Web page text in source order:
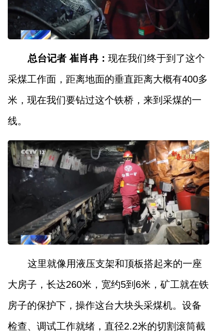
总台记者 崔肖冉： 现在我们终于到了这个
采煤工作面，距离地面的垂直距离大概有400多
米，现在我们要钻过这个铁桥，来到采煤的一
线。
这里就像用液压支架和顶板搭起来的一座
大房子，长达260米，宽约5到6米，矿工就在铁
房子的保护下，操作这台大块头采煤机。设备
检查、调试工作就绪，直径2.2米的切割滚筒截